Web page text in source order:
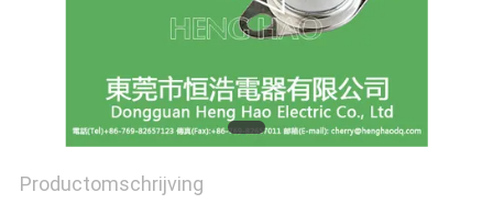
Productomschrijving